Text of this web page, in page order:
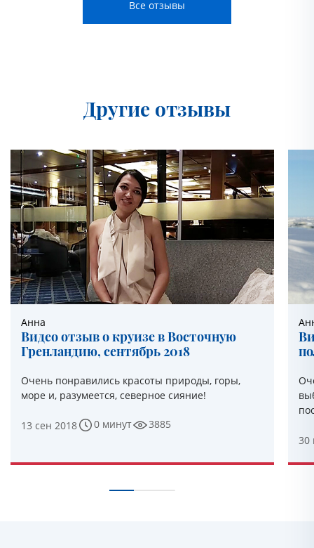
Все отзывы
Другие отзывы
Анна
Видео отзыв о круизе в Восточную
Гренландию, сентябрь 2018
Очень понравились красоты природы, горы,
море и, разумеется, северное сияние!
13 сен 2018 0 минут 3885
30